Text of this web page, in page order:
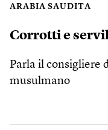
ARABIA SAUDITA
Corrotti e
Parla il consigliere
musulmano